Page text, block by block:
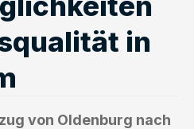
in
von Oldenburg nach